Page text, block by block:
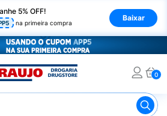
5% OFF!
na primeira compra
Baixar
0
Máscaras